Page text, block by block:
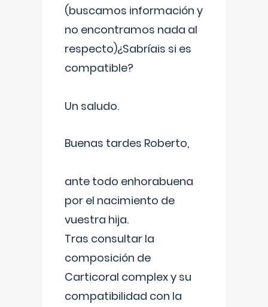
(buscamos información y
no encontramos nada al
respecto)¿Sabríais si es
compatible?
Un saludo.
Buenas tardes Roberto,
ante todo enhorabuena
por el nacimiento de
vuestra hija.
Tras consultar la
composición de
Carticoral complex y su
compatibilidad con la